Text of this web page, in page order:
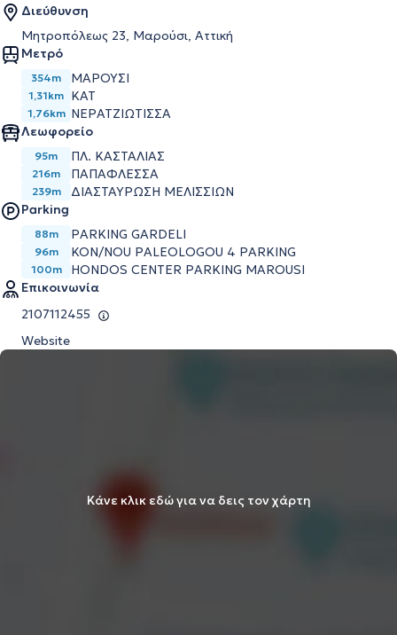
Διεύθυνση
Μητροπόλεως 23, Μαρούσι, Αττική
Μετρό
354m ΜΑΡΟΥΣΙ
1,31km ΚΑΤ
1,76km ΝΕΡΑΤΖΙΩΤΙΣΣΑ
Λεωφορείο
95m ΠΛ. ΚΑΣΤΑΛΙΑΣ
216m ΠΑΠΑΦΛΕΣΣΑ
239m
ΔΙΑΣΤΑΥΡΩΣΗ ΜΕΛΙΣΣΙΩΝ
Parking
88m PARKING GARDELI
96m KON/NOU PALEOLOGOU 4 PARKING
100m
HONDOS CENTER PARKING MAROUSI
Επικοινωνία
2107112455
Website
Κάνε κλικ εδώ για να δεις τον χάρτη